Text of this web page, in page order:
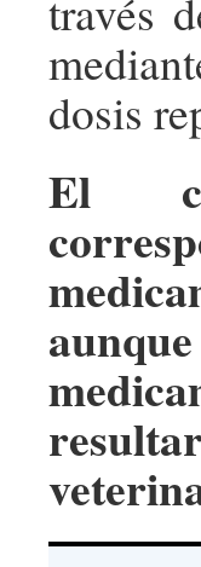
través
dosis
El